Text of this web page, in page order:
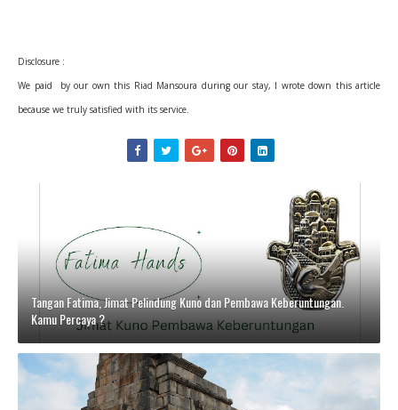
Disclosure :
We paid by our own this Riad Mansoura during our stay, I wrote down this article
because we truly satisfied with its service.
Tangan Fatima, Jimat Pelindung Kuno dan Pembawa Keberuntungan.
Kamu Percaya ?